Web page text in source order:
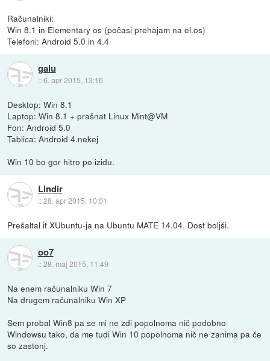
Računalniki:
Win 8.1 in Elementary os (počasi prehajam na el.os)
Telefoni: Android 5.0 in 4.4
galu
::6. apr 2015, 13:16
Desktop: Win 8.1
Laptop: Win 8.1 + prašnat Linux Mint@VM
Fon: Android 5.0
Tablica: Android 4.nekej
Win 10 bo gor hitro po izidu.
Lindir
::28. apr 2015, 10:01
Prešaltal it XUbuntu-ja na Ubuntu MATE 14.04. Dost boljši.
oo7
::28. maj 2015, 11:49
Na enem računalniku Win 7
Na drugem računalniku Win XP
Sem probal Win8 pa se mi ne zdi popolnoma nič podobno
Windowsu tako, da me tudi Win 10 popolnoma nič ne zanima pa če
so zastonj.